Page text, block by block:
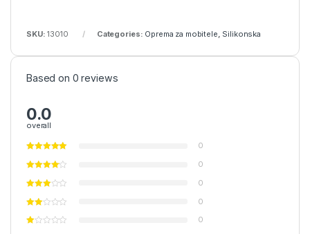
SKU:13010 Categories: Oprema za mobitele, Silikonska
Based on 0 reviews
0.0
overall
0
0
0
0
0